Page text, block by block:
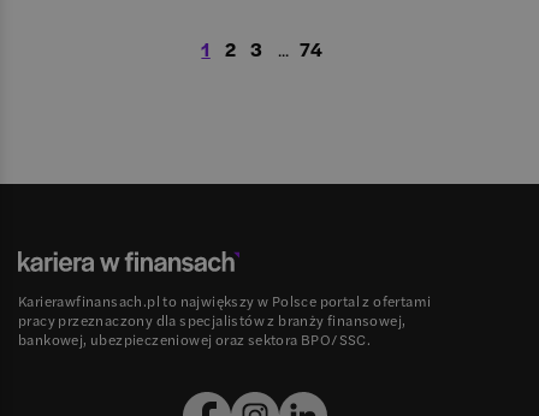
1 2 3 ... 74
Karierawfinansach.pl to największy w Polsce portal z ofertami
pracy przeznaczony dla specjalistów z branży finansowej,
bankowej, ubezpieczeniowej oraz sektora BPO/SSC.